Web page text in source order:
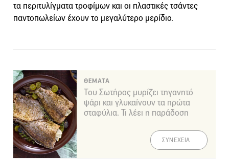
τα περιτυλίγματα τροφίμων και οι πλαστικές τσάντες
παντοπωλείων έχουν το μεγαλύτερο μερίδιο.
ΘΕΜΑΤΑ
Του Σωτήρος μυρίζει τηγανητό
ψάρι και γλυκαίνουν τα πρώτα
σταφύλια. Τι λέει η παράδοση
ΣΥΝΕΧΕΙΑ